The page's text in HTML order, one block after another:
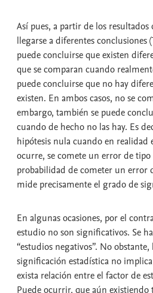
Así pues, a partir de los
llegarse a diferentes conclusiones
puede concluirse que existen
que se comparan cuando
puede concluirse que no hay
existen. En ambos casos, no se
embargo, también se puede
cuando de hecho no las hay. Es
hipótesis nula cuando en realidad
ocurre, se comete un error de
probabilidad de cometer un error
mide precisamente el grado de
En algunas ocasiones, por el
estudio no son significativos. Se
“estudios negativos”. No
significación estadística no
exista relación entre el factor de
Puede ocurrir, que aún existiendo